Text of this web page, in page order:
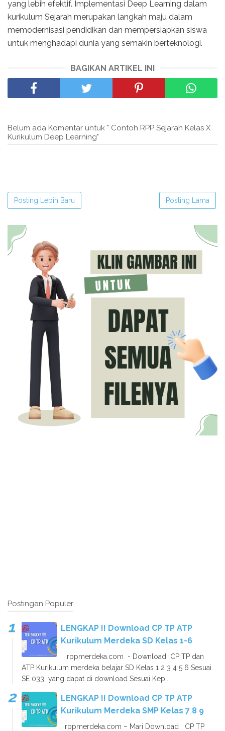
yang lebih efektif. Implementasi Deep Learning dalam
kurikulum Sejarah merupakan langkah maju dalam
memodernisasi pendidikan dan mempersiapkan siswa
untuk menghadapi dunia yang semakin berteknologi.
BAGIKAN ARTIKEL INI
Belum ada Komentar untuk " Contoh RPP Sejarah Kelas X
Kurikulum Deep Learning"
Posting Lebih Baru Posting Lama
Postingan Populer
LENGKAP !! Download CP TP ATP
Kurikulum Merdeka SD Kelas 1-6
rppmerdeka.com - Download CP TP dan
ATP Kurikulum merdeka belajar SD Kelas 1 2 3 4 5 6 Sesuai
SE 033 yang dapat di download Sesuai Kep...
LENGKAP !! Download CP TP ATP
Kurikulum Merdeka SMP Kelas 7 8 9
rppmerdeka.com – Mari Download CP TP